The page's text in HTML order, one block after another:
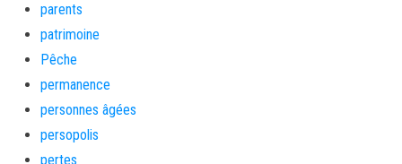
parents
patrimoine
Pêche
permanence
personnes âgées
persopolis
pertes